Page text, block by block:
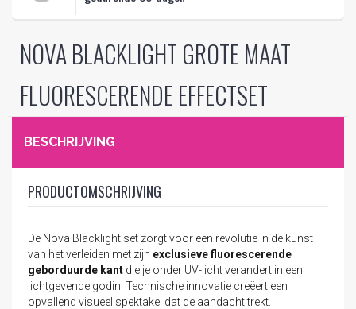
NOVA BLACKLIGHT GROTE MAAT
FLUORESCERENDE EFFECTSET
BESCHRIJVING
PRODUCTOMSCHRIJVING
De Nova Blacklight set zorgt voor een revolutie in de kunst
van het verleiden met zijn exclusieve fluorescerende
geborduurde kant die je onder UV-licht verandert in een
lichtgevende godin. Technische innovatie creëert een
opvallend visueel spektakel dat de aandacht trekt.